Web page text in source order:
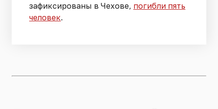
зафиксированы в Чехове, погибли пять
человек.